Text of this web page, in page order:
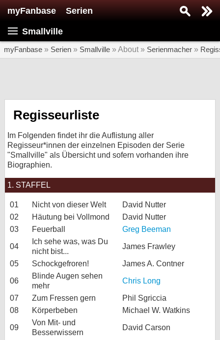
myFanbase Serien
Smallville
myFanbase » Serien » Smallville » About » Serienmacher »
Regisseurliste
Im Folgenden findet ihr die Auflistung aller
Regisseur*innen der einzelnen Episoden der Serie
"Smallville" als Übersicht und sofern vorhanden ihre
Biographien.
1. STAFFEL
01 Nicht von dieser Welt
David Nutter
02
Häutung bei Vollmond
David Nutter
03
Feuerball Greg Beeman
04
Ich sehe was, was Du
nicht bist...
James Frawley
05 Schockgefroren! James A. Contner
06
Blinde Augen sehen
mehr
Chris Long
07 Zum Fressen gern
Phil Sgriccia
08
Körperbeben Michael W. Watkins
09
Von Mit- und
Besserwissern
David Carson
SERIEN
KULTUR
Specials
Gewinnspiele
Forum
Nutzungsbedingungen
Datenschutz